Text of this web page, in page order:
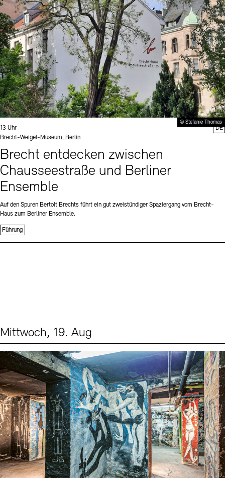
© Stefanie Thomas
Uhrzeit:
13 Uhr
Standort
Brecht-Weigel-Museum, Berlin
Brecht entdecken zwischen
Chausseestraße und Berliner
Ensemble
Auf den Spuren Bertolt Brechts führt ein gut zweistündiger Spaziergang vom Brecht-
Haus zum Berliner Ensemble.
Führung
DE
Mittwoch, 19. Aug